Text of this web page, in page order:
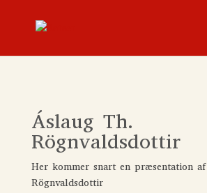
Áslaug Th.
Rögnvaldsdottir
Her kommer snart en præsentation af
Rögnvaldsdottir